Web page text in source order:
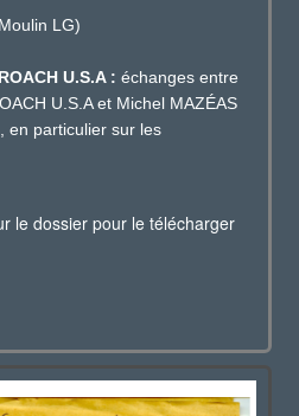
LG)
U.S.A : échanges entre
U.S.A et Michel MAZÉAS
en particulier sur les
le dossier pour le télécharger